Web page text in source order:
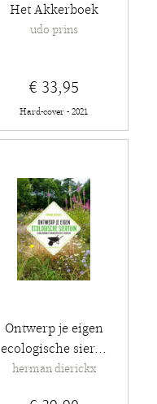
Het Akkerboek
udo prins
€ 33,95
Hard-cover - 2021
Ontwerp je eigen
ecologische sier...
herman dierickx